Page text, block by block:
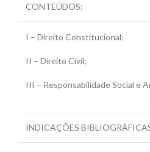
CONTEÚDOS:
I – Direito Constitucional;
II – Direito Civil;
III – Responsabilidade Social e
INDICAÇÕES